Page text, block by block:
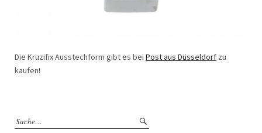
Die Kruzifix Ausstechform gibt es bei Post aus Düsseldorf zu
kaufen!